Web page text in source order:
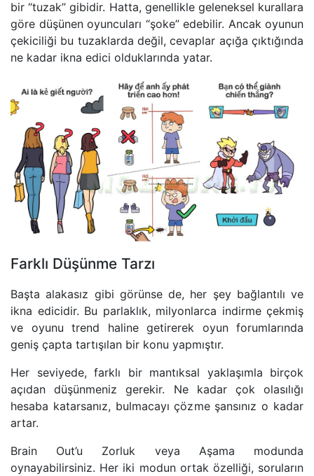
bir “tuzak” gibidir. Hatta, genellikle geleneksel kurallara
göre düşünen oyuncuları “şoke” edebilir. Ancak oyunun
çekiciliği bu tuzaklarda değil, cevaplar açığa çıktığında
ne kadar ikna edici olduklarında yatar.
Farklı Düşünme Tarzı
Başta alakasız gibi görünse de, her şey bağlantılı ve
ikna edicidir. Bu parlaklık, milyonlarca indirme çekmiş
ve oyunu trend haline getirerek oyun forumlarında
geniş çapta tartışılan bir konu yapmıştır.
Her seviyede, farklı bir mantıksal yaklaşımla birçok
açıdan düşünmeniz gerekir. Ne kadar çok olasılığı
hesaba katarsanız, bulmacayı çözme şansınız o kadar
artar.
Brain Out’u Zorluk veya Aşama modunda
oynayabilirsiniz. Her iki modun ortak özelliği, soruların